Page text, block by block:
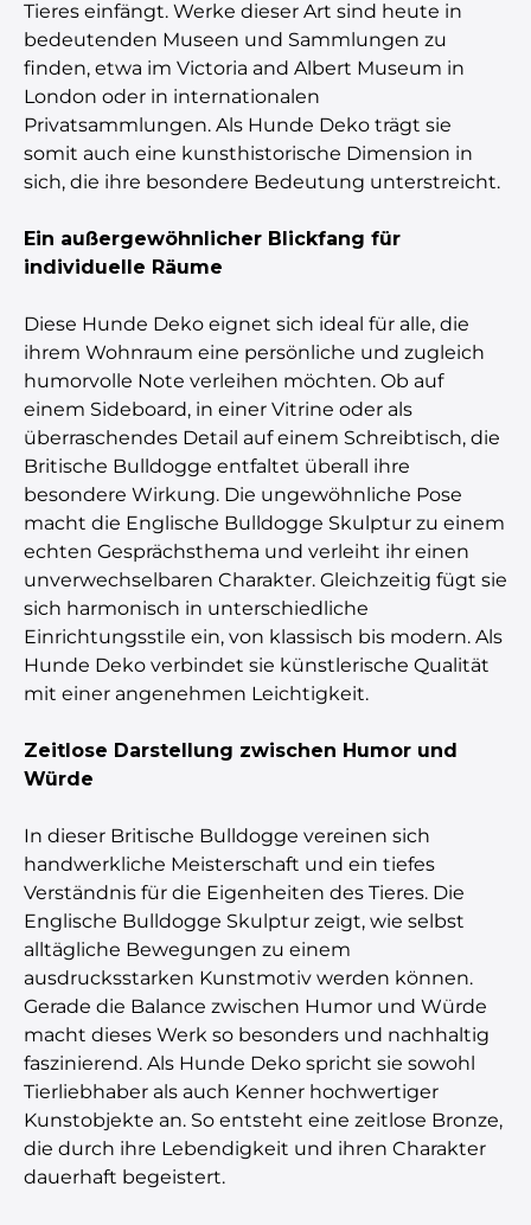
Tieres einfängt. Werke dieser Art sind heute in
bedeutenden Museen und Sammlungen zu
finden, etwa im Victoria and Albert Museum in
London oder in internationalen
Privatsammlungen. Als Hunde Deko trägt sie
somit auch eine kunsthistorische Dimension in
sich, die ihre besondere Bedeutung unterstreicht.
Ein außergewöhnlicher Blickfang für
individuelle Räume
Diese Hunde Deko eignet sich ideal für alle, die
ihrem Wohnraum eine persönliche und zugleich
humorvolle Note verleihen möchten. Ob auf
einem Sideboard, in einer Vitrine oder als
überraschendes Detail auf einem Schreibtisch, die
Britische Bulldogge entfaltet überall ihre
besondere Wirkung. Die ungewöhnliche Pose
macht die Englische Bulldogge Skulptur zu einem
echten Gesprächsthema und verleiht ihr einen
unverwechselbaren Charakter. Gleichzeitig fügt sie
sich harmonisch in unterschiedliche
Einrichtungsstile ein, von klassisch bis modern. Als
Hunde Deko verbindet sie künstlerische Qualität
mit einer angenehmen Leichtigkeit.
Zeitlose Darstellung zwischen Humor und
Würde
In dieser Britische Bulldogge vereinen sich
handwerkliche Meisterschaft und ein tiefes
Verständnis für die Eigenheiten des Tieres. Die
Englische Bulldogge Skulptur zeigt, wie selbst
alltägliche Bewegungen zu einem
ausdrucksstarken Kunstmotiv werden können.
Gerade die Balance zwischen Humor und Würde
macht dieses Werk so besonders und nachhaltig
faszinierend. Als Hunde Deko spricht sie sowohl
Tierliebhaber als auch Kenner hochwertiger
Kunstobjekte an. So entsteht eine zeitlose Bronze,
die durch ihre Lebendigkeit und ihren Charakter
dauerhaft begeistert.